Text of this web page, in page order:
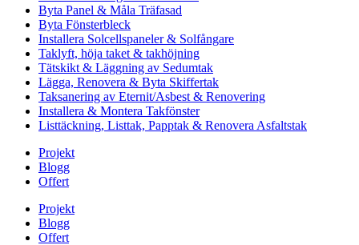
Byta Panel & Måla Träfasad
Byta Fönsterbleck
Installera Solcellspaneler & Solfångare
Taklyft, höja taket & takhöjning
Tätskikt & Läggning av Sedumtak
Lägga, Renovera & Byta Skiffertak
Taksanering av Eternit/Asbest & Renovering
Installera & Montera Takfönster
Listtäckning, Listtak, Papptak & Renovera Asfaltstak
Projekt
Blogg
Offert
Projekt
Blogg
Offert